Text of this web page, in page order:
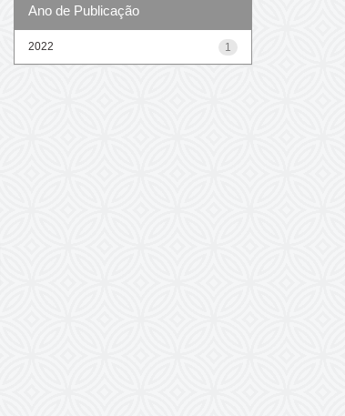
Ano de Publicação
1
2022